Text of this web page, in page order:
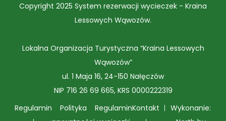
Copyright 2025 System rezerwacji wycieczek - Kraina
Lessowych Wąwozów.
Lokalna Organizacja Turystyczna “Kraina Lessowych
Wąwozów”
ul. 1 Maja 16, 24-150 Nałęczów
NIP 716 26 69 665, KRS 0000222319
Regulamin
Polityka
RegulaminKontakt
Wykonanie: